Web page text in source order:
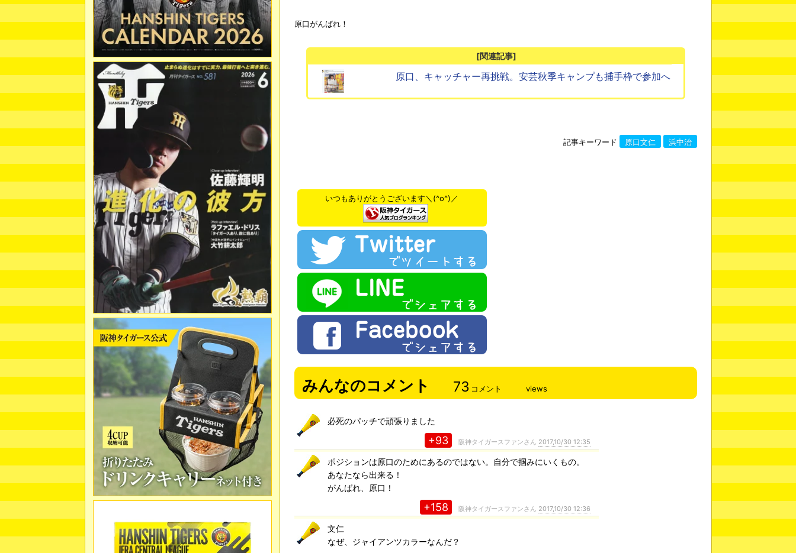
原口がんばれ！
[関連記事]
原口、キャッチャー再挑戦。安芸秋季キャンプも捕手枠で参加へ
記事キーワード 原口文仁 浜中治
いつもありがとうございます＼(^o^)／
みんなのコメント 73 コメント views
必死のパッチで頑張りました
+93 阪神タイガースファンさん 2017,10/30 12:35
ポジションは原口のためにあるのではない。自分で掴みにいくもの。
あなたなら出来る！
がんばれ、原口！
+158 阪神タイガースファンさん 2017,10/30 12:36
文仁
なぜ、ジャイアンツカラーなんだ？